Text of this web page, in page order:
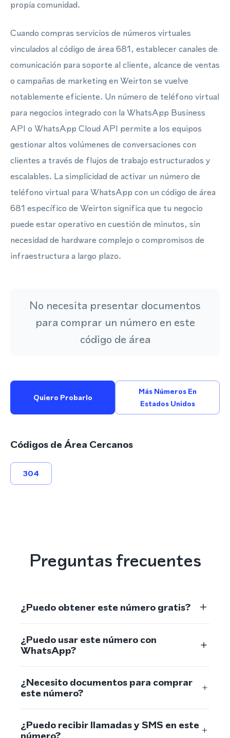
propia comunidad.
Cuando compras servicios de números virtuales
vinculados al código de área 681, establecer canales de
comunicación para soporte al cliente, alcance de ventas
o campañas de marketing en Weirton se vuelve
notablemente eficiente. Un número de teléfono virtual
para negocios integrado con la WhatsApp Business
API o WhatsApp Cloud API permite a los equipos
gestionar altos volúmenes de conversaciones con
clientes a través de flujos de trabajo estructurados y
escalables. La simplicidad de activar un número de
teléfono virtual para WhatsApp con un código de área
681 específico de Weirton significa que tu negocio
puede estar operativo en cuestión de minutos, sin
necesidad de hardware complejo o compromisos de
infraestructura a largo plazo.
No necesita presentar documentos
para comprar un número en este
código de área
Quiero Probarlo
Más Números En
Estados Unidos
Códigos de Área Cercanos
304
Preguntas frecuentes
¿Puedo obtener este número gratis?
¿Puedo usar este número con
WhatsApp?
¿Necesito documentos para comprar
este número?
¿Puedo recibir llamadas y SMS en este